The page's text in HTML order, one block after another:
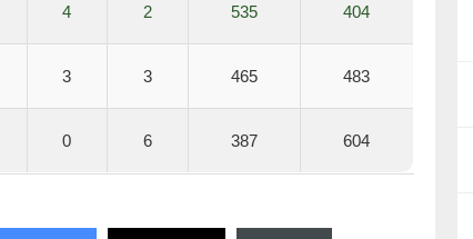
4 2 535 404
3 3 465 483
0 6 387 604